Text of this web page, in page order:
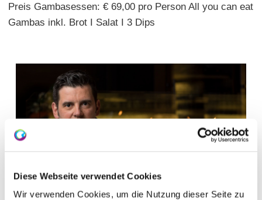
Diese Webseite verwendet Cookies
Wir verwenden Cookies, um die Nutzung dieser Seite zu
Preis Gambasessen: € 69,00 pro Person All you can eat
Gambas inkl. Brot I Salat I 3 Dips